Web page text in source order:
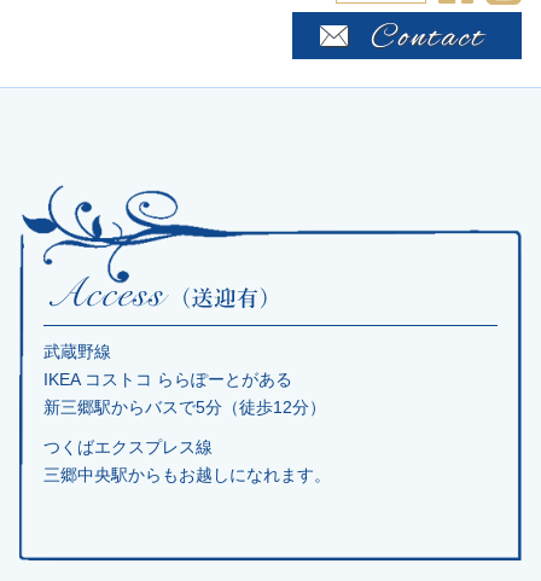
武蔵野線
IKEA コストコ ららぽーとがある
新三郷駅からバスで5分（徒歩12分）
つくばエクスプレス線
三郷中央駅からもお越しになれます。